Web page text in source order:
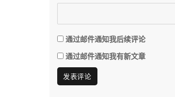
通过邮件通知我后续评论
通过邮件通知我有新文章